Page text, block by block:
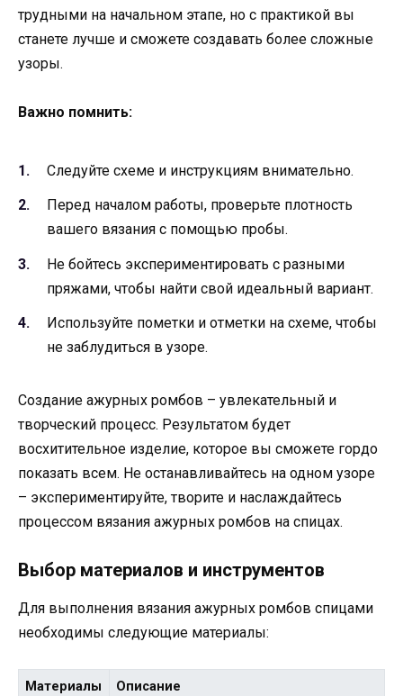
трудными на начальном этапе, но с практикой вы
станете лучше и сможете создавать более сложные
узоры.
Важно помнить:
Следуйте схеме и инструкциям внимательно.
Перед началом работы, проверьте плотность
вашего вязания с помощью пробы.
Не бойтесь экспериментировать с разными
пряжами, чтобы найти свой идеальный вариант.
Используйте пометки и отметки на схеме, чтобы
не заблудиться в узоре.
Создание ажурных ромбов – увлекательный и
творческий процесс. Результатом будет
восхитительное изделие, которое вы сможете гордо
показать всем. Не останавливайтесь на одном узоре
– экспериментируйте, творите и наслаждайтесь
процессом вязания ажурных ромбов на спицах.
Выбор материалов и инструментов
Для выполнения вязания ажурных ромбов спицами
необходимы следующие материалы:
Материалы Описание